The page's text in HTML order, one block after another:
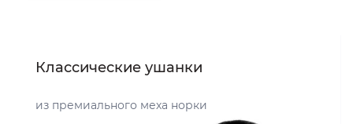
Классические ушанки
из премиального меха норки